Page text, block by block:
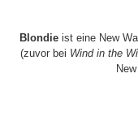
Blondieist eine New
(zuvor bei Wind in the